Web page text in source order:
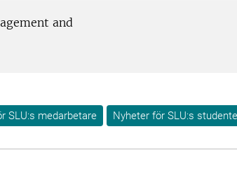
and
SLU:s medarbetare Nyheter för SLU:s